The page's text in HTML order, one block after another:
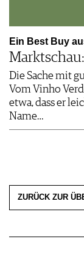
Ein Best Buy
Die Sache mit
Vom Vinho
etwa, dass er
Name…
ZURÜCK ZUR